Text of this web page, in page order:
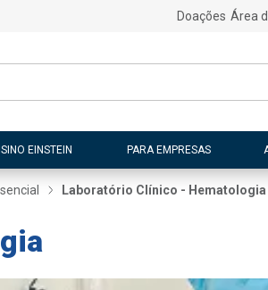
Doações Área
EINSTEIN PARA EMPRESAS
Laboratório Clínico - Hematologia